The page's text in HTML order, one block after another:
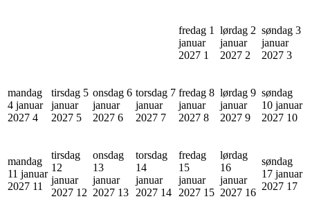
fredag 1
januar
2027 1
lørdag 2
januar
2027 2
søndag 3
januar
2027 3
mandag
4 januar
2027 4
tirsdag 5
januar
2027 5
onsdag 6
januar
2027 6
torsdag 7
januar
2027 7
fredag 8
januar
2027 8
lørdag 9
januar
2027 9
søndag
10 januar
2027 10
mandag
11 januar
2027 11
tirsdag
12
januar
2027 12
onsdag
13
januar
2027 13
torsdag
14
januar
2027 14
fredag
15
januar
2027 15
lørdag
16
januar
2027 16
søndag
17 januar
2027 17